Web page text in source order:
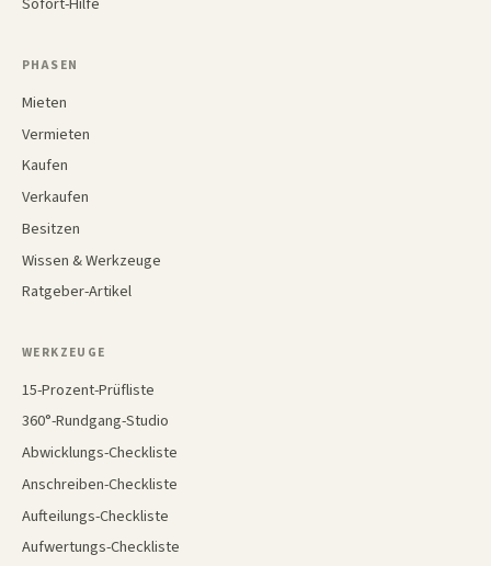
PHASEN
Mieten
Vermieten
Kaufen
Verkaufen
Besitzen
Wissen & Werkzeuge
Ratgeber-Artikel
WERKZEUGE
15-Prozent-Prüfliste
360°-Rundgang-Studio
Abwicklungs-Checkliste
Anschreiben-Checkliste
Aufteilungs-Checkliste
Aufwertungs-Checkliste